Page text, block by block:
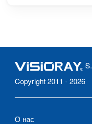
Copyright 2011 - 2026
О нас